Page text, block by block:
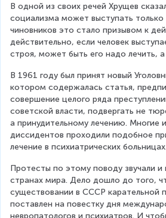
В одной из своих речей Хрущев
социализма может выступать
чиновников это стало призывом к
действительно, если человек
строя, может быть его надо лечить, а
В 1961 году был принят новый
котором содержалась статья,
совершение целого ряда
советской власти, подвергать не
а принудительному лечению. Многие
диссидентов проходили подобное
лечение в психиатрических больницах.
Протесты по этому поводу звучали и
странах мира. Дело дошло до того,
существовании в СССР карательной
поставлен на повестку дня
невропатологов и психиатров. И